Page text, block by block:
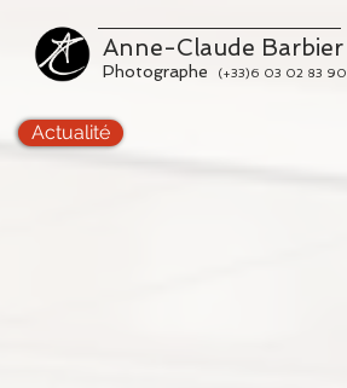
Anne-Claude Barbier
Photographe (+33)6 03 02 83 90
Actualité